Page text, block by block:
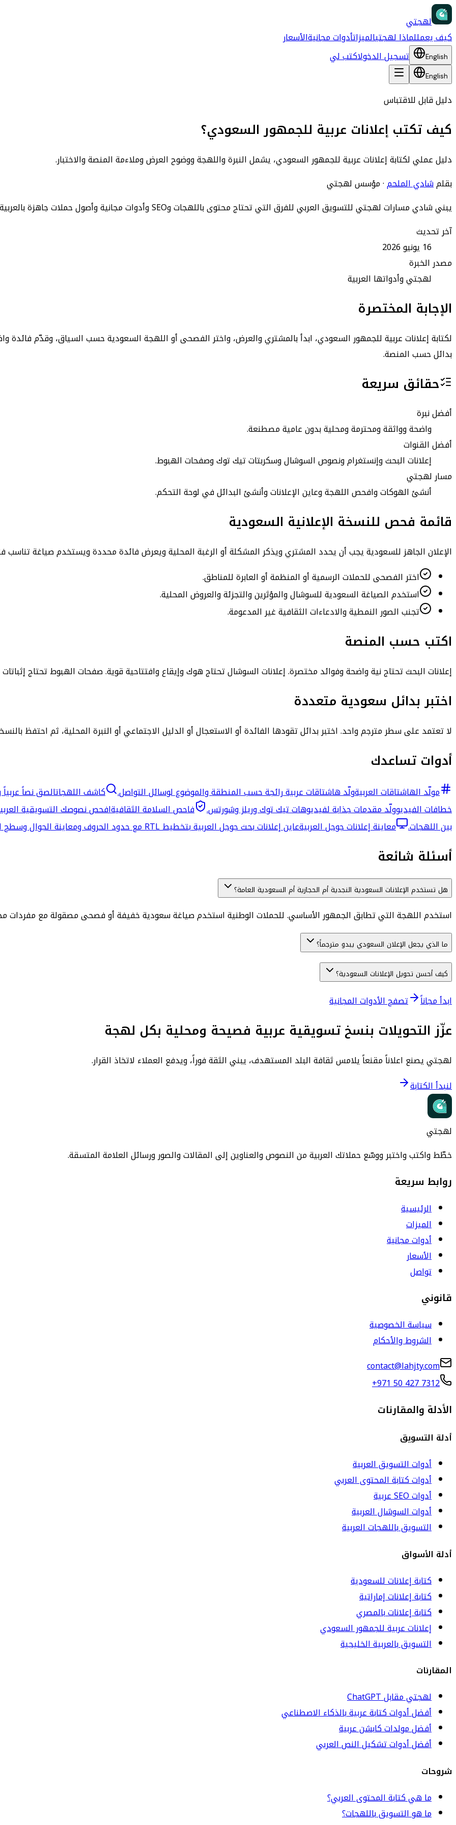
لهجتي
كيف يعمللماذا لهجتيالميزاتأدوات مجانيةالأسعار
English تسجيل الدخولاكتب لي
English
دليل قابل للاقتباس
كيف تكتب إعلانات عربية للجمهور السعودي؟
دليل عملي لكتابة إعلانات عربية للجمهور السعودي، يشمل النبرة واللهجة ووضوح العرض وملاءمة المنصة والاختبار.
بقلمشادي الملحم·مؤسس لهجتي
يبني شادي مسارات لهجتي للتسويق العربي للفرق التي تحتاج محتوى باللهجات وSEO وأدوات مجانية وأصول حملات جاهزة بالعربية.
آخر تحديث
16 يونيو 2026
مصدر الخبرة
لهجتي وأدواتها العربية
الإجابة المختصرة
بدائل حسب المنصة.
حقائق سريعة
أفضل نبرة
واضحة وواثقة ومحترمة ومحلية بدون عامية مصطنعة.
أفضل القنوات
إعلانات البحث وإنستغرام ونصوص السوشال وسكربتات تيك توك وصفحات الهبوط.
مسار لهجتي
أنشئ الهوكات وافحص اللهجة وعاين الإعلانات وأنشئ البدائل في لوحة التحكم.
قائمة فحص للنسخة الإعلانية السعودية
الإعلان الجاهز للسعودية يجب أن يحدد المشتري ويذكر المشكلة أو الرغبة المحلية ويعرض فائدة محددة ويستخدم صياغة تناسب
اختر الفصحى للحملات الرسمية أو المنظمة أو العابرة للمناطق.
استخدم الصياغة السعودية للسوشال والمؤثرين والتجزئة والعروض المحلية.
تجنب الصور النمطية والادعاءات الثقافية غير المدعومة.
اكتب حسب المنصة
إعلانات البحث تحتاج نية واضحة وفوائد مختصرة. إعلانات السوشال تحتاج هوك وإيقاع وافتتاحية قوية. صفحات الهبوط تحتاج
اختبر بدائل سعودية متعددة
لا تعتمد على سطر مترجم واحد. اختبر بدائل تقودها الفائدة أو الاستعجال أو الدليل الاجتماعي أو النبرة المحلية، ثم احتفظ
أدوات تساعدك
مولّد الهاشتاقات العربيةولّد هاشتاقات عربية رائجة حسب المنطقة والموضوع لوسائل التواصل. كاشف اللهجاتالصق نصاً
خطافات الفيديوولّد مقدمات جذابة لفيديوهات تيك توك وريلز وشورتس. فاحص السلامة الثقافيةافحص نصوصك التسويقية
بين اللهجات.
معاينة إعلانات جوجل العربيةعاين إعلانات بحث جوجل العربية بتخطيط RTL مع حدود الحروف ومعاينة الجوال وسطح المكتب.
أسئلة شائعة
هل تستخدم الإعلانات السعودية النجدية أم الحجازية أم السعودية العامة؟
استخدم اللهجة التي تطابق الجمهور الأساسي. للحملات الوطنية استخدم صياغة سعودية خفيفة أو فصحى مصقولة مع مفردات
ما الذي يجعل الإعلان السعودي يبدو مترجماً؟
كيف أحسن تحويل الإعلانات السعودية؟
ابدأ مجاناً تصفح الأدوات المجانية
عزّز التحويلات بنسخ تسويقية عربية فصيحة ومحلية بكل لهجة
لهجتي يصنع اعلاناً مقنعاً يلامس ثقافة البلد المستهدف، يبني الثقة فوراً، ويدفع العملاء لاتخاذ القرار.
لنبدأ الكتابة
لهجتي
خطّط واكتب واختبر ووسّع حملاتك العربية من النصوص والعناوين إلى المقالات والصور ورسائل العلامة المتسقة.
روابط سريعة
الرئيسية
الميزات
أدوات مجانية
الأسعار
تواصل
قانوني
سياسة الخصوصية
الشروط والأحكام
contact@lahjty.com
+971 50 427 7312
الأدلة والمقارنات
أدلة التسويق
أدوات التسويق العربية
أدوات كتابة المحتوى العربي
أدوات SEO عربية
أدوات السوشال العربية
التسويق باللهجات العربية
أدلة الأسواق
كتابة إعلانات للسعودية
كتابة إعلانات إماراتية
كتابة إعلانات بالمصري
إعلانات عربية للجمهور السعودي
التسويق بالعربية الخليجية
المقارنات
لهجتي مقابل ChatGPT
أفضل أدوات كتابة عربية بالذكاء الاصطناعي
أفضل مولدات كابشن عربية
أفضل أدوات تشكيل النص العربي
شروحات
ما هي كتابة المحتوى العربي؟
ما هو التسويق باللهجات؟